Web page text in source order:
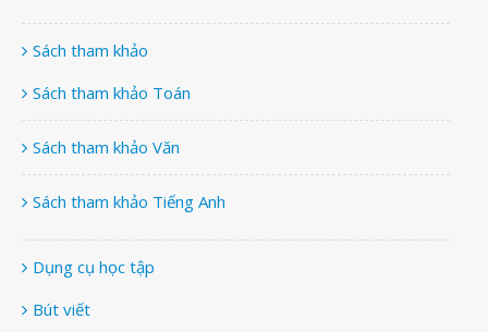
Sách tham khảo
Sách tham khảo Toán
Sách tham khảo Văn
Sách tham khảo Tiếng Anh
Dụng cụ học tập
Bút viết